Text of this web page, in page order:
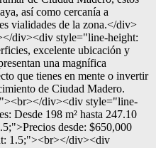
así como cercanía a
vialidades de la zona.</div>
div><div style="line-height:
excelente ubicación y
una magnífica
que tienes en mente o invertir
de Ciudad Madero.
div><div style="line-
Desde 198 m² hasta 247.10
desde: $650,000
1.5;"><br></div><div